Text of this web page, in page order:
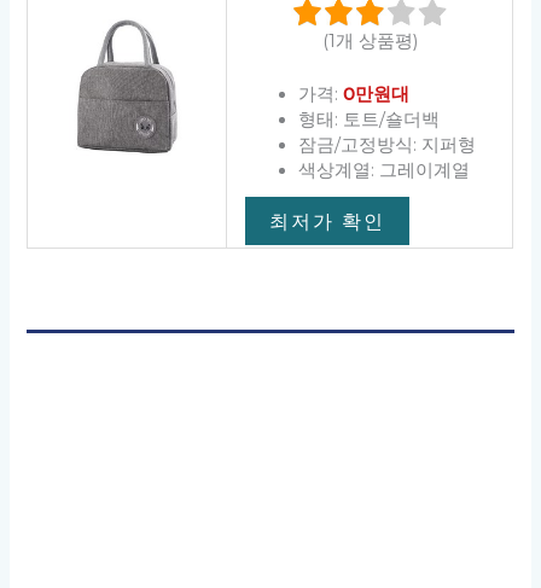
(1개 상품평)
가격: 0만원대
형태: 토트/숄더백
잠금/고정방식: 지퍼형
색상계열: 그레이계열
최저가 확인